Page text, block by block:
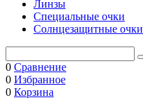
Линзы
Специальные очки
Солнцезащитные очки
0 Сравнение
0 Избранное
0 Корзина